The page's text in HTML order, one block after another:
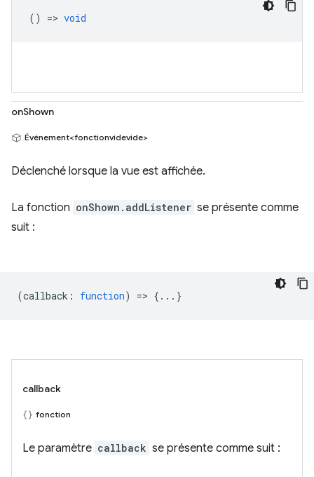
() => void
onShown
Événement<fonctionvidevide>
Déclenché lorsque la vue est affichée.
La fonction onShown.addListener se présente comme
suit :
(callback : function) => {...}
callback
fonction
Le paramètre callback se présente comme suit :